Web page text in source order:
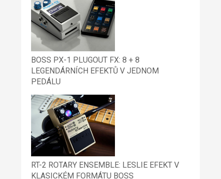
BOSS PX-1 PLUGOUT FX: 8 + 8
LEGENDÁRNÍCH EFEKTŮ V JEDNOM
PEDÁLU
RT-2 ROTARY ENSEMBLE: LESLIE EFEKT V
KLASICKÉM FORMÁTU BOSS